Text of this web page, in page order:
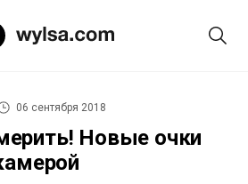
06 сентября 2018
Новые очки